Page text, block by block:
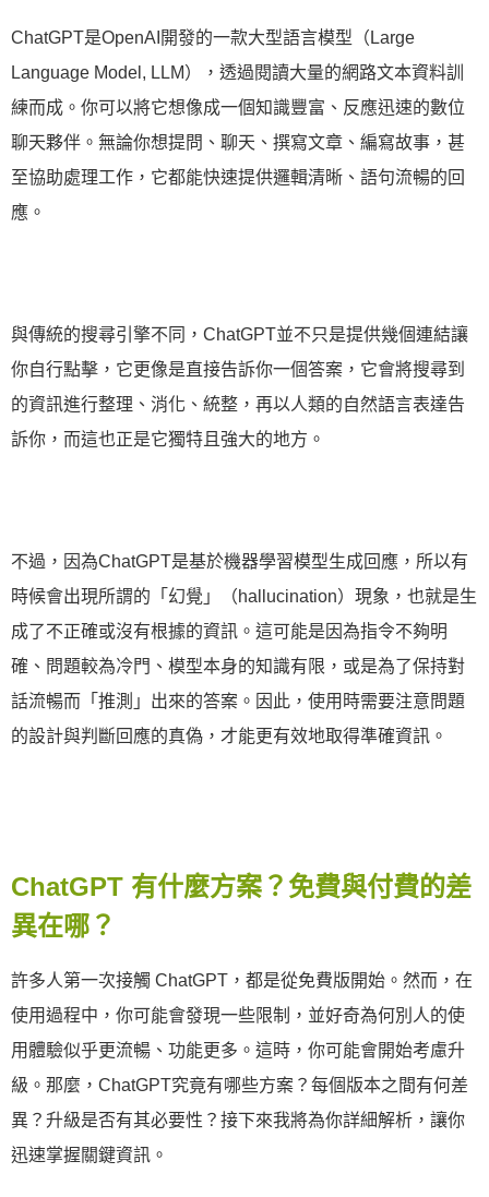
ChatGPT是OpenAI開發的一款大型語言模型（Large
Language Model, LLM），透過閱讀大量的網路文本資料訓
練而成。你可以將它想像成一個知識豐富、反應迅速的數位
聊天夥伴。無論你想提問、聊天、撰寫文章、編寫故事，甚
至協助處理工作，它都能快速提供邏輯清晰、語句流暢的回
應。
與傳統的搜尋引擎不同，ChatGPT並不只是提供幾個連結讓
你自行點擊，它更像是直接告訴你一個答案，它會將搜尋到
的資訊進行整理、消化、統整，再以人類的自然語言表達告
訴你，而這也正是它獨特且強大的地方。
不過，因為ChatGPT是基於機器學習模型生成回應，所以有
時候會出現所謂的「幻覺」（hallucination）現象，也就是生
成了不正確或沒有根據的資訊。這可能是因為指令不夠明
確、問題較為冷門、模型本身的知識有限，或是為了保持對
話流暢而「推測」出來的答案。因此，使用時需要注意問題
的設計與判斷回應的真偽，才能更有效地取得準確資訊。
ChatGPT 有什麼方案？免費與付費的差
異在哪？
許多人第一次接觸 ChatGPT，都是從免費版開始。然而，在
使用過程中，你可能會發現一些限制，並好奇為何別人的使
用體驗似乎更流暢、功能更多。這時，你可能會開始考慮升
級。那麼，ChatGPT究竟有哪些方案？每個版本之間有何差
異？升級是否有其必要性？接下來我將為你詳細解析，讓你
迅速掌握關鍵資訊。